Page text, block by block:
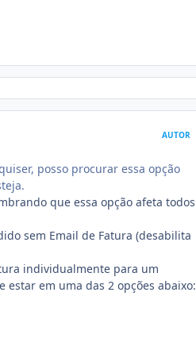
AUTOR
posso procurar essa opção
que essa opção afeta todos
sem Email de Fatura (desabilita
individualmente para um
em uma das 2 opções abaixo: